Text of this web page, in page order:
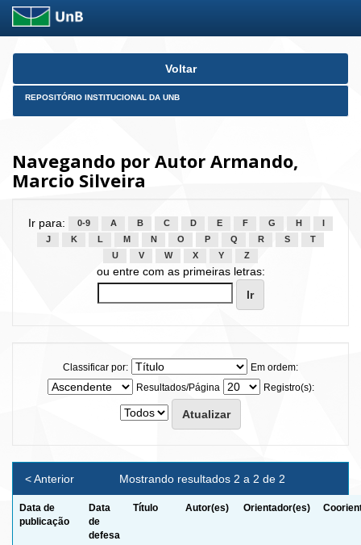
Skip
Voltar
REPOSITÓRIO INSTITUCIONAL DA UNB
Navegando por Autor Armando,
Marcio Silveira
Ir para: 0-9 A B C D E F G H
J
K L M N O P Q R S
T
U
V W X Y Z
ou entre com as primeiras letras:
Classificar por:
Em ordem:
Resultados/Página
Registro(s):
Mostrando resultados 2 a 2 de 2
< Anterior
Data de
publicação
Data
de
defesa
Título Autor(es) Orientador(es)